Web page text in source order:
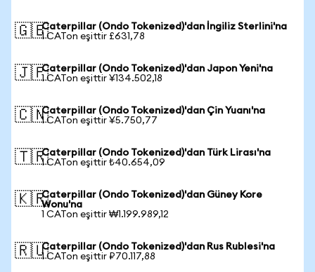
🇬🇧Caterpillar (Ondo Tokenized)'dan İngiliz Sterlini'na
1 CATon eşittir £631,78
🇯🇵Caterpillar (Ondo Tokenized)'dan Japon Yeni'na
1 CATon eşittir ¥134.502,18
🇨🇳Caterpillar (Ondo Tokenized)'dan Çin Yuanı'na
1 CATon eşittir ¥5.750,77
🇹🇷Caterpillar (Ondo Tokenized)'dan Türk Lirası'na
1 CATon eşittir ₺40.654,09
🇰🇷Caterpillar (Ondo Tokenized)'dan Güney Kore
Wonu'na
1 CATon eşittir ₩1.199.989,12
🇷🇺Caterpillar (Ondo Tokenized)'dan Rus Rublesi'na
1 CATon eşittir ₽70.117,88